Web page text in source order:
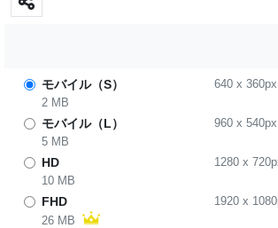
モバイル（S） 640x 360px
2 MB
モバイル（L） 960x 540px
5 MB
HD 1280x 720
10 MB
FHD 1920x 1080
26 MB